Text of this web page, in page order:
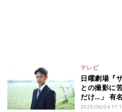
テレビ
日曜劇場『
との撮影に
だけ…」 有
2025/09/04